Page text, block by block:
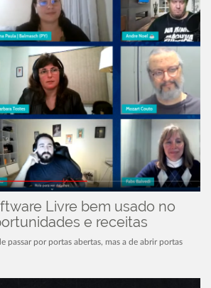
Livre bem usado no
e receitas
passar por portas abertas, mas a de abrir portas